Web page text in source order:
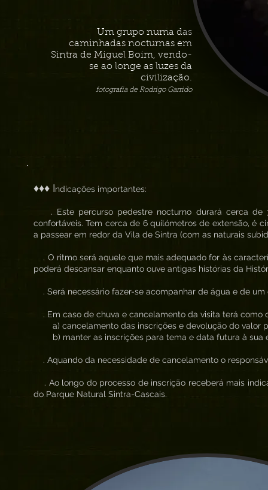
Um grupo numa das
caminhadas nocturnas em
Sintra de Miguel Boim, vendo-
se ao longe as luzes da
civilização.
fotografia de Rodrigo Garrido
♦♦♦ Indicações importantes:
. Este percurso pedestre nocturno durará cerca de
confortáveis. Tem cerca de 6 quilómetros de extensão, é
a passear em redor da Vila de Sintra (com as naturais
. O ritmo será aquele que mais adequado for às
poderá descansar enquanto ouve antigas histórias da
. Será necessário fazer-se acompanhar de água e de um
. Em caso de chuva e cancelamento da visita terá como
a) cancelamento das inscrições e devolução do valor
b) manter as inscrições para tema e data futura à sua
. Aquando da necessidade de cancelamento o
. Ao longo do processo de inscrição receberá mais
do Parque Natural Sintra-Cascais.